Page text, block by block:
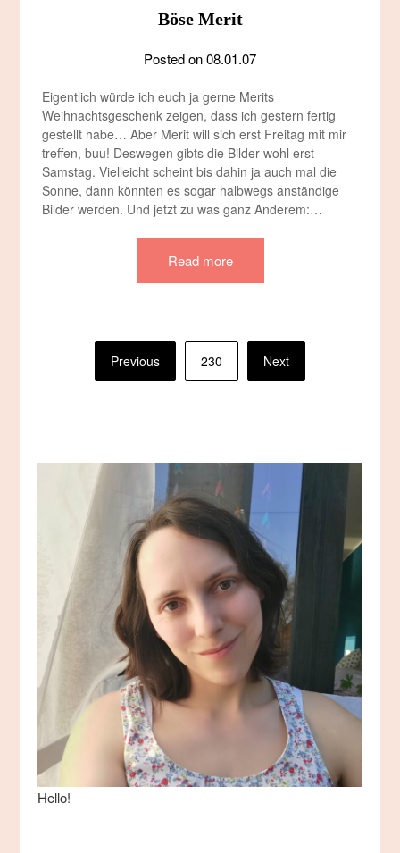
Böse Merit
Posted on08.01.07
Eigentlich würde ich euch ja gerne Merits
Weihnachtsgeschenk zeigen, dass ich gestern fertig
gestellt habe… Aber Merit will sich erst Freitag mit mir
treffen, buu! Deswegen gibts die Bilder wohl erst
Samstag. Vielleicht scheint bis dahin ja auch mal die
Sonne, dann könnten es sogar halbwegs anständige
Bilder werden. Und jetzt zu was ganz Anderem:…
Read more
Seitennummerierung
Previous 230 Next
Hello!